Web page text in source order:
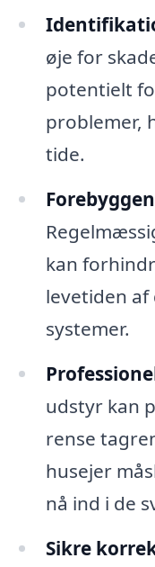
øje for
potentielt
problemer,
tide.
kan
levetiden
systemer.
udstyr kan
rense
husejer
nå ind i de
Sikre